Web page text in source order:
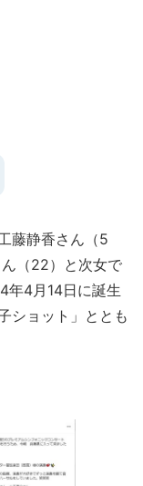
藤静香さん（5
（22）と次女で
年4月14日に誕生
ショット」ととも